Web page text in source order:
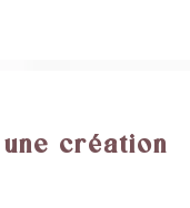
création